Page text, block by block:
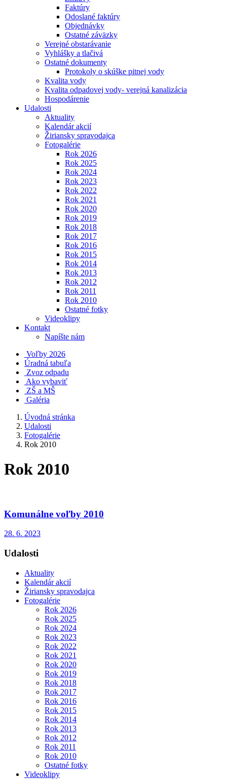
Faktúry
Odoslané faktúry
Objednávky
Ostatné záväzky
Verejné obstarávanie
Vyhlášky a tlačivá
Ostatné dokumenty
Protokoly o skúške pitnej vody
Kvalita vody
Kvalita odpadovej vody- verejná kanalizácia
Hospodárenie
Udalosti
Aktuality
Kalendár akcií
Žiriansky spravodajca
Fotogalérie
Rok 2026
Rok 2025
Rok 2024
Rok 2023
Rok 2022
Rok 2021
Rok 2020
Rok 2019
Rok 2018
Rok 2017
Rok 2016
Rok 2015
Rok 2014
Rok 2013
Rok 2012
Rok 2011
Rok 2010
Ostatné fotky
Videoklipy
Kontakt
Napíšte nám
Voľby 2026
Úradná tabuľa
Zvoz odpadu
Ako vybaviť
ZŠ a MŠ
Galéria
Úvodná stránka
Udalosti
Fotogalérie
Rok 2010
Rok 2010
Komunálne voľby 2010
28. 6. 2023
Udalosti
Aktuality
Kalendár akcií
Žiriansky spravodajca
Fotogalérie
Rok 2026
Rok 2025
Rok 2024
Rok 2023
Rok 2022
Rok 2021
Rok 2020
Rok 2019
Rok 2018
Rok 2017
Rok 2016
Rok 2015
Rok 2014
Rok 2013
Rok 2012
Rok 2011
Rok 2010
Ostatné fotky
Videoklipy